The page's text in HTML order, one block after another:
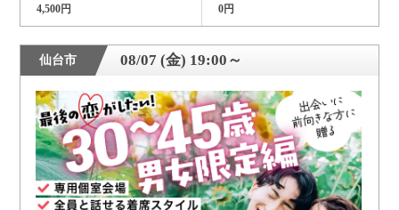
4,500円
0円
仙台市 08/07 (金) 19:00～